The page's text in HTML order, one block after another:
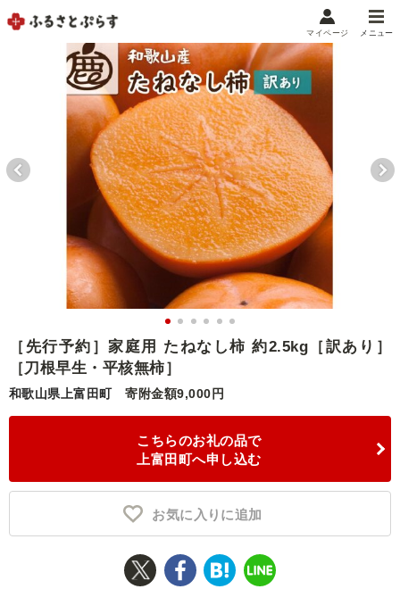
メニュー
マイメニュー
マイページ
お気に入り 閲覧履歴
メニュー
お礼の品から探す
お礼の品をカテゴリや金額で絞り込み
自治体から探す
ランキング
特集・おすすめ
マイページ
［先行予約］家庭用 たねなし柿 約2.5kg［訳あり］
［刀根早生・平核無柿］
和歌山県上富田町 寄附金額9,000円
こちらのお礼の品で
上富田町へ申し込む
お気に入りに追加